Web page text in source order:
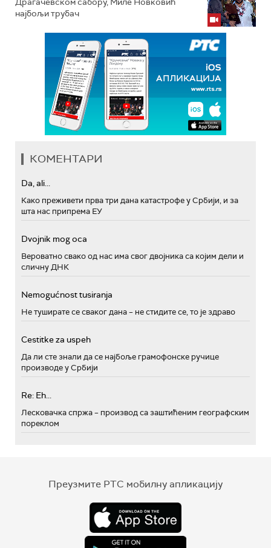
најбољи трубач
КОМЕНТАРИ
Da, ali...
Како преживети прва три дана катастрофе у Србији, и за
шта нас припрема ЕУ
Dvojnik mog oca
Вероватно свако од нас има свог двојника са којим дели и
сличну ДНК
Nemogućnost tusiranja
Не туширате се сваког дана – не стидите се, то је здраво
Cestitke za uspeh
Да ли сте знали да се најбоље грамофонске ручице
производе у Србији
Re: Eh...
Лесковачка спржа – производ са заштићеним географским
пореклом
Преузмите РТС мобилну апликацију